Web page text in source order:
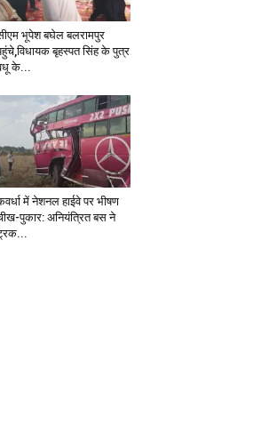
भूपेश बघेल बलरामपुर
बृहस्पत सिंह के पुत्र
के...
में नेशनल हाईवे पर भीषण
पुकार: अनियंत्रित बस ने